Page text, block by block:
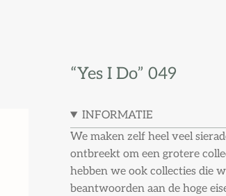
“Yes I Do” 049
INFORMATIE
We maken zelf heel veel
ontbreekt om een grotere
hebben we ook collecties die
beantwoorden aan de hoge